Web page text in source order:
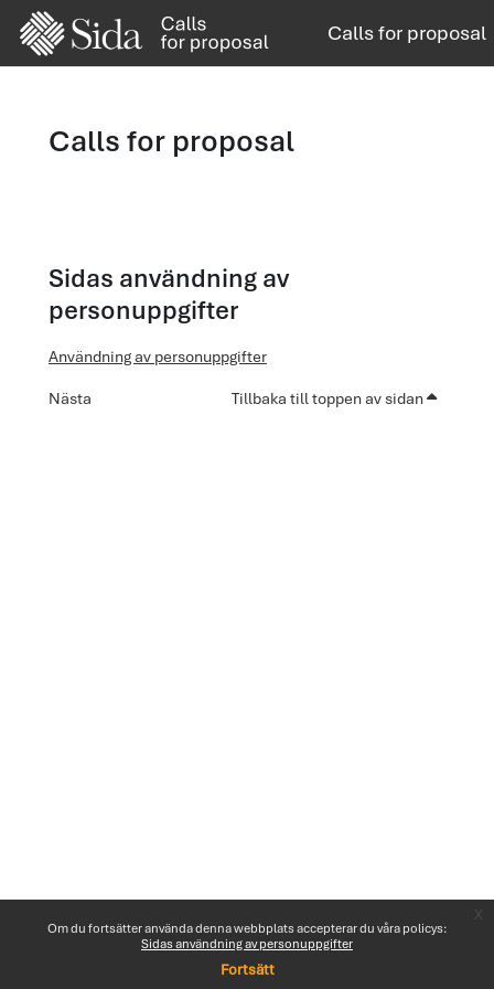
Gå direkt till huvudinnehåll
Om du fortsätter använda denna webbplats accepterar du våra policys:
Sidas användning av personuppgifter
Fortsätt
Calls for proposal
Calls for proposal
Sidas användning av
personuppgifter
Användning av personuppgifter
Nästa Tillbaka till toppen av sidan